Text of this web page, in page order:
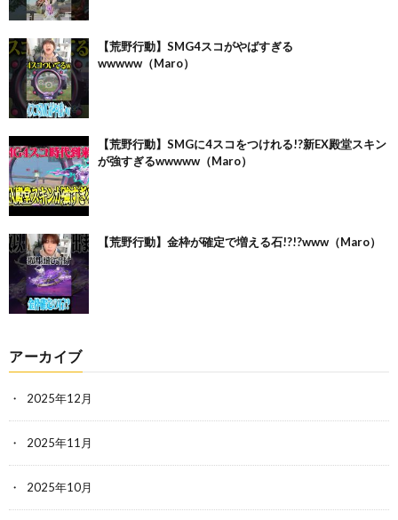
【荒野行動】SMG4スコがやばすぎる
wwwww（Maro）
【荒野行動】SMGに4スコをつけれる!?新EX殿堂スキン
が強すぎるwwwww（Maro）
【荒野行動】金枠が確定で増える石!?!?www（Maro）
アーカイブ
2025年12月
2025年11月
2025年10月